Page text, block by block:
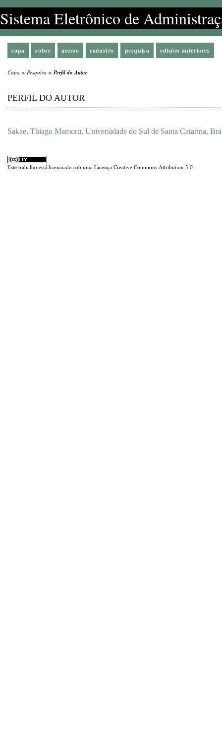
Sistema Eletrônico de
capa sobre acesso cadastro pesquisa edições anteriores
Capa > Pesquisa >Perfil do Autor
PERFIL DO AUTOR
Sakae, Thiago Mamoru, Universidade do Sul de Santa Catarina,
Este trabalho está licenciado sob uma Licença Creative Commons Attribution 3.0 .